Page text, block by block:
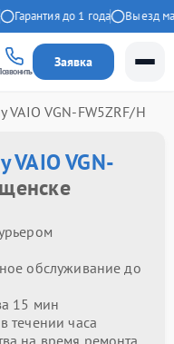
до 1 года Выезд
Заявка
VAIO VGN-FW5ZRF/H
VAIO VGN-
обслуживание до
15 мин
течении часа
на время ремонта